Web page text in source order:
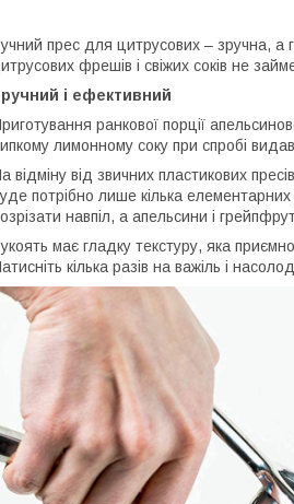
прес для цитрусових – зручна, а
фрешів і свіжих соків не
і ефективний
ранкової порції
лимонному соку при спробі
відміну від звичних пластикових
потрібно лише кілька
навпіл, а апельсини і
має гладку текстуру, яка
кілька разів на важіль і